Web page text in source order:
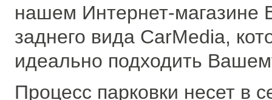
нашем Интернет-магазине
заднего вида CarMedia,
идеально подходить
Процесс парковки несет в